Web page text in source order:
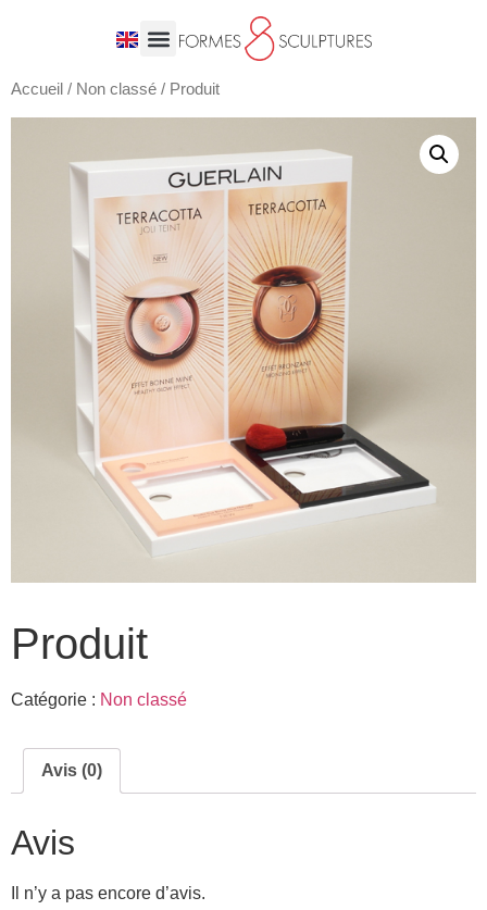
Accueil / Non classé / Produit
Produit
Catégorie : Non classé
Avis (0)
Avis
Il n’y a pas encore d’avis.